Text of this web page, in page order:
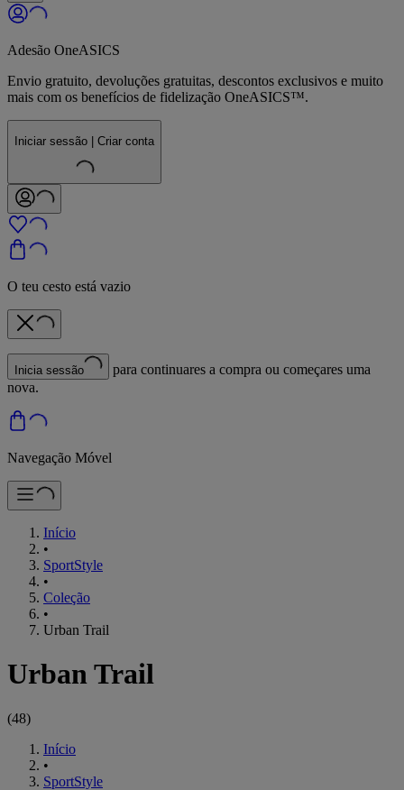
Adesão OneASICS
Envio gratuito, devoluções gratuitas, descontos exclusivos e muito
mais com os benefícios de fidelização OneASICS™.
Iniciar sessão | Criar conta
O teu cesto está vazio
Inicia sessão
para continuares a compra ou começares uma
nova.
Navegação Móvel
Início
•
SportStyle
•
Coleção
•
Urban Trail
Urban Trail
(48)
Início
•
SportStyle